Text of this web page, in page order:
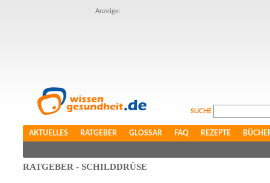
Anzeige:
SUCHE
AKTUELLES RATGEBER GLOSSAR FAQ REZEPTE
RATGEBER - SCHILDDRÜSE